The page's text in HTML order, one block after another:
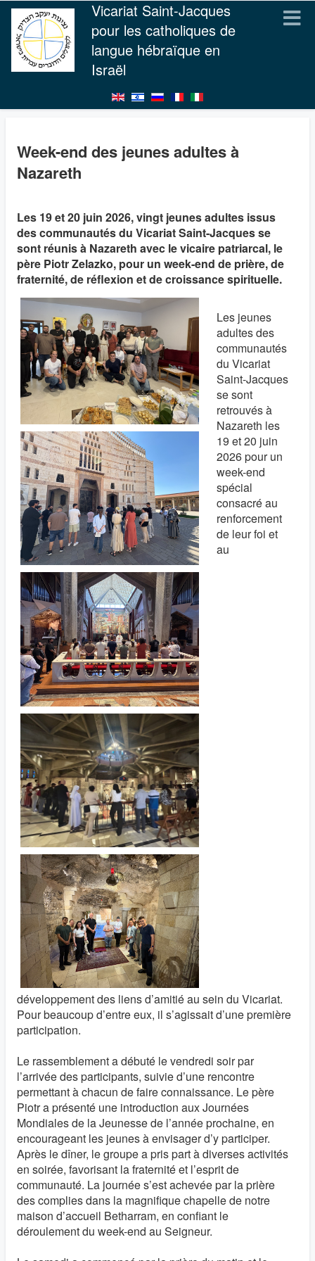
Vicariat Saint-Jacques
pour les catholiques de
langue hébraïque en
Israël
Week-end des jeunes adultes à
Nazareth
Les 19 et 20 juin 2026, vingt jeunes adultes issus
des communautés du Vicariat Saint-Jacques se
sont réunis à Nazareth avec le vicaire patriarcal, le
père Piotr Zelazko, pour un week-end de prière, de
fraternité, de réflexion et de croissance spirituelle.
Les jeunes
adultes des
communautés
du Vicariat
Saint-Jacques
se sont
retrouvés à
Nazareth les
19 et 20 juin
2026 pour un
week-end
spécial
consacré au
renforcement
de leur foi et
au
développement des liens d’amitié au sein du Vicariat.
Pour beaucoup d’entre eux, il s’agissait d’une première
participation.
Le rassemblement a débuté le vendredi soir par
l’arrivée des participants, suivie d’une rencontre
permettant à chacun de faire connaissance. Le père
Piotr a présenté une introduction aux Journées
Mondiales de la Jeunesse de l’année prochaine, en
encourageant les jeunes à envisager d’y participer.
Après le dîner, le groupe a pris part à diverses activités
en soirée, favorisant la fraternité et l’esprit de
communauté. La journée s’est achevée par la prière
des complies dans la magnifique chapelle de notre
maison d’accueil Betharram, en confiant le
déroulement du week-end au Seigneur.